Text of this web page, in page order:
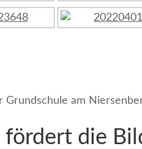
Grundschule am
fördert die